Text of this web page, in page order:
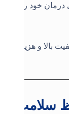
خود را
بالا و هزینه
سلامت